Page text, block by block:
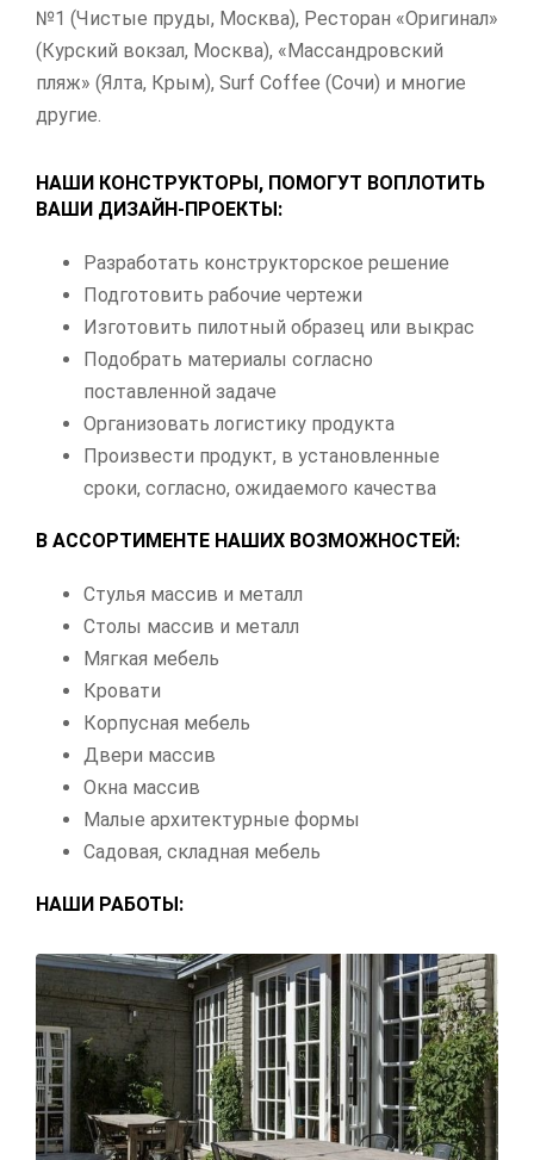
№1 (Чистые пруды, Москва), Ресторан «Оригинал»
(Курский вокзал, Москва), «Массандровский
пляж» (Ялта, Крым), Surf Coffee (Сочи) и многие
другие.
НАШИ КОНСТРУКТОРЫ, ПОМОГУТ ВОПЛОТИТЬ
ВАШИ ДИЗАЙН-ПРОЕКТЫ:
Разработать конструкторское решение
Подготовить рабочие чертежи
Изготовить пилотный образец или выкрас
Подобрать материалы согласно
поставленной задаче
Организовать логистику продукта
Произвести продукт, в установленные
сроки, согласно, ожидаемого качества
В АССОРТИМЕНТЕ НАШИХ ВОЗМОЖНОСТЕЙ:
Стулья массив и металл
Столы массив и металл
Мягкая мебель
Кровати
Корпусная мебель
Двери массив
Окна массив
Малые архитектурные формы
Садовая, складная мебель
НАШИ РАБОТЫ: